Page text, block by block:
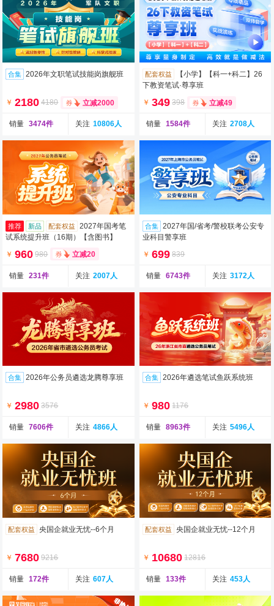
合集 2026年文职笔试技能岗旗舰班
￥ 2180 4180 立减2000
销量 3474件 关注 10806人
配套权益
【小学】【科一+科二】26
下教资笔试·尊享班
￥ 349 398 立减49
销量 1584件 关注 2708人
推荐 新品 配套权益
2027年国考笔
试系统提升班（16期）【含图书】
￥ 960 980 立减20
销量 231件 关注 2007人
合集
2027年国/省考/警校联考公安专
业科目警享班
￥ 699 839
销量 6743件 关注 3172人
合集 2026年公务员遴选龙腾尊享班
￥ 2980 3576
销量 7606件 关注 4866人
合集 2026年遴选笔试鱼跃系统班
￥ 980 1176
销量 8963件 关注 5496人
配套权益 央国企就业无忧--6个月
￥ 7680 9216
销量 172件 关注 607人
配套权益 央国企就业无忧--12个月
￥ 10680 12816
销量 133件 关注 453人